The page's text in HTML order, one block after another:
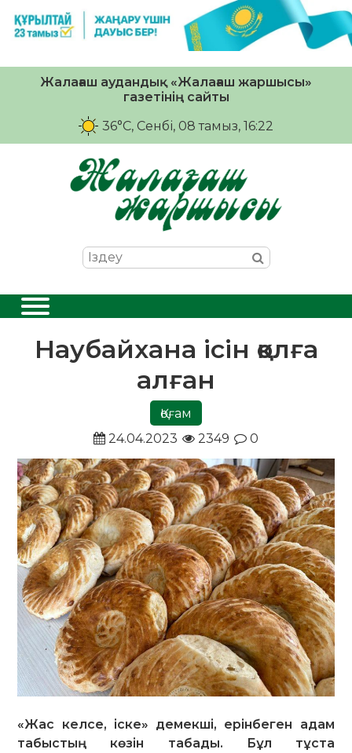
Жалағаш аудандық «Жалағаш жаршысы»
газетінің сайты
36°C, Сенбі, 08 тамыз, 16:22
Наубайхана ісін қолға
алған
Қоғам
24.04.2023
2349 0
«Жас келсе, іске» демекші, ерінбеген адам
табыстың көзін табады. Бұл тұста